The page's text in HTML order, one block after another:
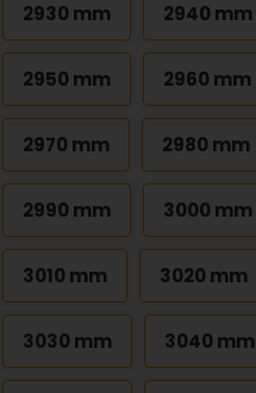
2930 mm 2940 mm
2950 mm 2960 mm
2970 mm 2980 mm
2990 mm 3000 mm
3010 mm 3020 mm
3030 mm 3040 mm